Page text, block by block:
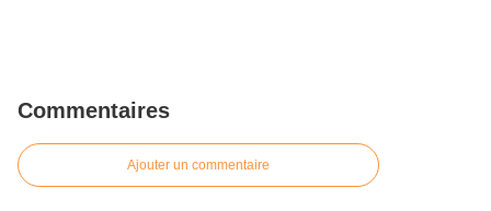
Commentaires
Ajouter un commentaire